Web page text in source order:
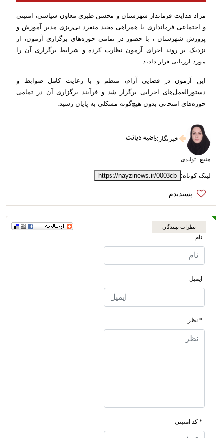
مراد هدایت فرماندار شهرستان و محسن طبری معاون سیاسی، امنیتی
و اجتماعی فرمانداری با همراهی مجید منفرد نی‌ریزی مدیر آموزش و
پرورش شهرستان ، با حضور در تمامی حوزه‌های برگزاری آزمون، از
نزدیک بر روند اجرای آزمون نظارت کرده و شرایط برگزاری آن را
مورد ارزیابی قرار دادند.
این آزمون در فضایی آرام، منظم و با رعایت کامل ضوابط و
دستورالعمل‌های اجرایی برگزار شد و فرآیند برگزاری آن در تمامی
حوزه‌های امتحانی بدون هیچ‌گونه مشکلی به پایان رسید.
خبرنگار :راضیه دیانت
منبع: تولیدی
لینک کوتاه: https://nayzinews.ir/0003cb
نظرات بینندگان
نام
ایمیل
* نظر
* کد امنیتی